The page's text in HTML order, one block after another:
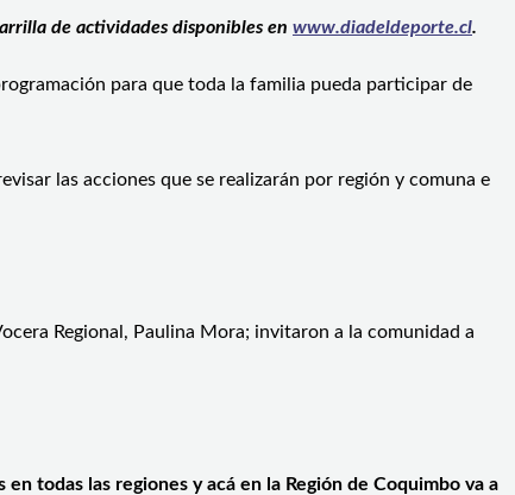
de actividades disponibles en www.diadeldeporte.cl.
para que toda la familia pueda participar de
las acciones que se realizarán por región y comuna e
Regional, Paulina Mora; invitaron a la comunidad a
todas las regiones y acá en la Región de Coquimbo va a